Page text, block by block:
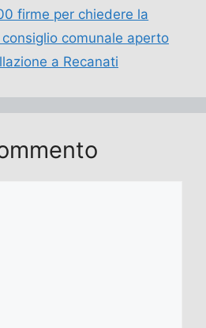
firme per chiedere la
comunale aperto
a Recanati